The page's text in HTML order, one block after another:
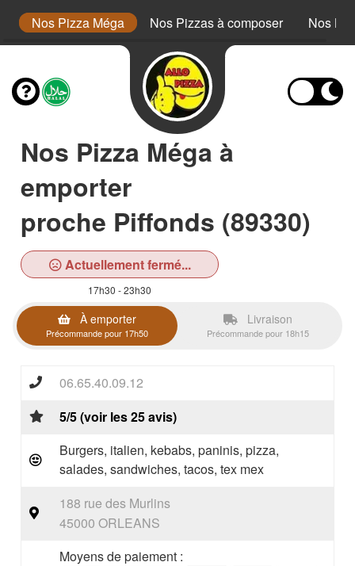
Nos Pizza Méga Nos Pizzas à composer Nos
Nos Pizza Méga à
emporter
proche Piffonds (89330)
Actuellement fermé...
17h30 - 23h30
À emporter
Précommande pour 17h50
Livraison
Précommande pour 18h15
06.65.40.09.12
5/5 (voir les 25 avis)
Burgers, italien, kebabs, paninis, pizza,
salades, sandwiches, tacos, tex mex
188 rue des Murlins
45000 ORLEANS
Moyens de paiement :